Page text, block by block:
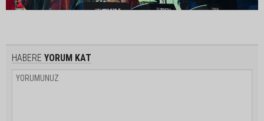
HABERE YORUM KAT